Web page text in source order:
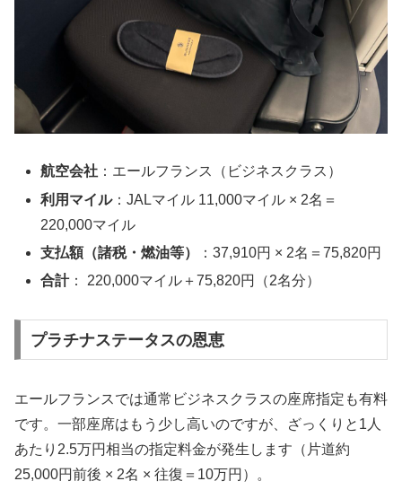
航空会社 ：エールフランス（ビジネスクラス）
利用マイル：JALマイル 11,000マイル × 2名＝
220,000マイル
支払額（諸税・燃油等）
：37,910円 × 2名＝75,820円
合計： 220,000マイル＋75,820円（2名分）
プラチナステータスの恩恵
エールフランスでは通常ビジネスクラスの座席指定も有料
です。一部座席はもう少し高いのですが、ざっくりと1人
あたり2.5万円相当の指定料金が発生します（片道約
25,000円前後 × 2名 × 往復＝10万円）。